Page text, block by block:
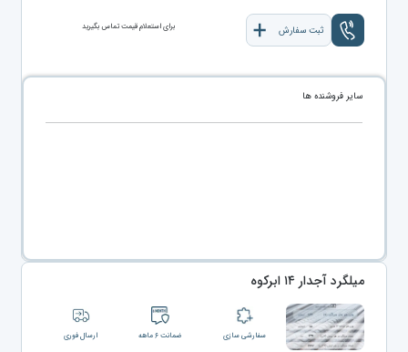
ثبت سفارش برای استعلام قیمت تماس بگیرید
سایر فروشنده ها
میلگرد آجدار ۱۴ ابرکوه
سفارشی سازی ضمانت ۶ ماهه ارسال فوری